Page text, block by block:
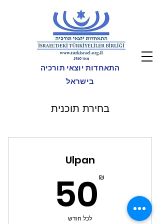
התאחדות יוצאי תורכיה
בישראל
בחירת תוכנית
Ulpan
₪
50
לכל חודש